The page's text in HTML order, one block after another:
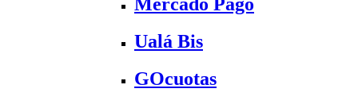
Mercado Pago
Ualá Bis
GOcuotas